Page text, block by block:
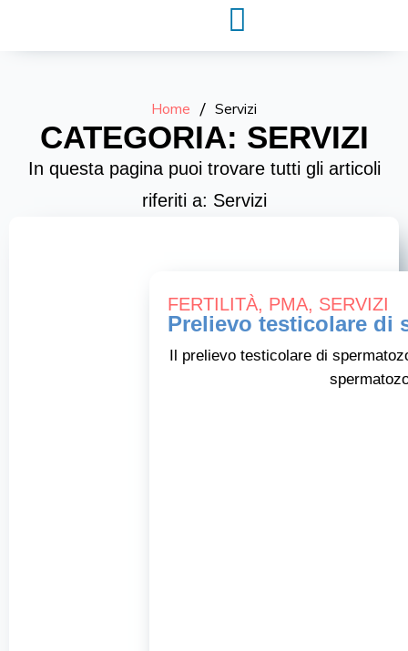
Home / Servizi
CATEGORIA: SERVIZI
In questa pagina puoi trovare tutti gli articoli
riferiti a: Servizi
FERTILITÀ, PMA, SERVIZI
Prelievo testicolare di
Il prelievo testicolare di